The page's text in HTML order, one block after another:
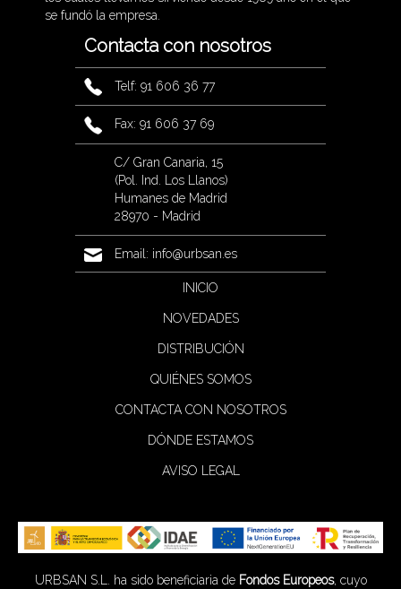
se fundó la empresa.
Contacta con nosotros
Telf: 91 606 36 77
Fax: 91 606 37 69
C/ Gran Canaria, 15
(Pol. Ind. Los Llanos)
Humanes de Madrid
28970 - Madrid
Email: info@urbsan.es
INICIO
NOVEDADES
DISTRIBUCIÓN
QUIÉNES SOMOS
CONTACTA CON NOSOTROS
DÓNDE ESTAMOS
AVISO LEGAL
URBSAN S.L. ha sido beneficiaria de Fondos Europeos, cuyo